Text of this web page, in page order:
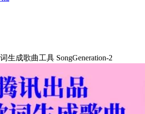
生成歌曲工具 SongGeneration-2